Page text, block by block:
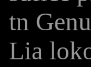
tn
Lia